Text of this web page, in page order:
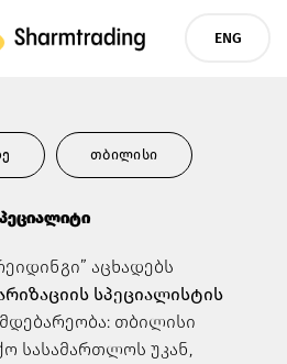
ENG
თბილისი
აცხადებს
სპეციალისტის
თბილისი
სასამართლოს უკან,